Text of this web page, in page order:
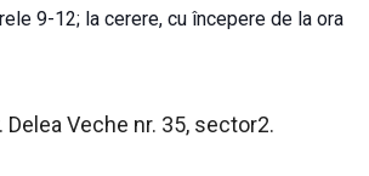
9-12; la cerere, cu începere de la ora
Delea Veche nr. 35, sector2.